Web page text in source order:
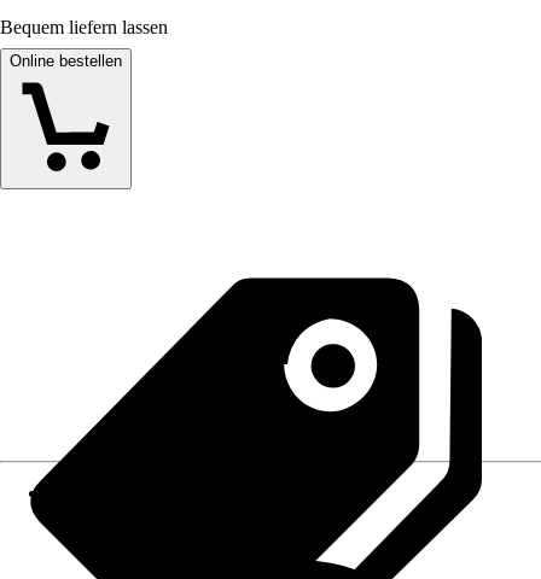
Bequem liefern lassen
Online bestellen